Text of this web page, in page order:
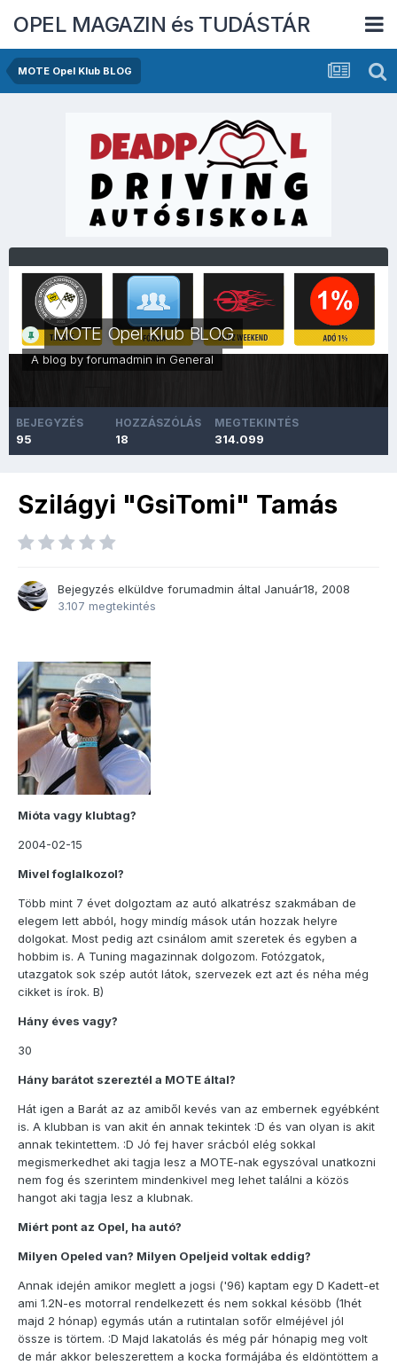
OPEL MAGAZIN és TUDÁSTÁR
MOTE Opel Klub BLOG
MOTE Opel Klub BLOG
A blog byforumadmin in General
BEJEGYZÉS
95
HOZZÁSZÓLÁS
18
MEGTEKINTÉS
314.099
Szilágyi "GsiTomi" Tamás
Bejegyzés elküldve forumadmin által Január18, 2008
3.107 megtekintés
Mióta vagy klubtag?
2004-02-15
Mivel foglalkozol?
Több mint 7 évet dolgoztam az autó alkatrész szakmában de
elegem lett abból, hogy mindíg mások után hozzak helyre
dolgokat. Most pedig azt csinálom amit szeretek és egyben a
hobbim is. A Tuning magazinnak dolgozom. Fotózgatok,
utazgatok sok szép autót látok, szervezek ezt azt és néha még
cikket is írok. B)
Hány éves vagy?
30
Hány barátot szereztél a MOTE által?
Hát igen a Barát az az amiből kevés van az embernek egyébként
is. A klubban is van akit én annak tekintek :D és van olyan is akit
annak tekintettem. :D Jó fej haver srácból elég sokkal
megismerkedhet aki tagja lesz a MOTE-nak egyszóval unatkozni
nem fog és szerintem mindenkivel meg lehet találni a közös
hangot aki tagja lesz a klubnak.
Miért pont az Opel, ha autó?
Milyen Opeled van? Milyen Opeljeid voltak eddig?
Annak idején amikor meglett a jogsi ('96) kaptam egy D Kadett-et
ami 1.2N-es motorral rendelkezett és nem sokkal késöbb (1hét
majd 2 hónap) egymás után a rutintalan sofőr elméjével jól
össze is törtem. :D Majd lakatolás és még pár hónapig meg volt
de már akkor beleszerettem a kocka formájába és eldöntöttem a